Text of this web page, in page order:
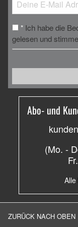
* Ich habe die
gelesen und
Abo- und
(Mo. -
Alle
ZURÜCK NACH OBEN